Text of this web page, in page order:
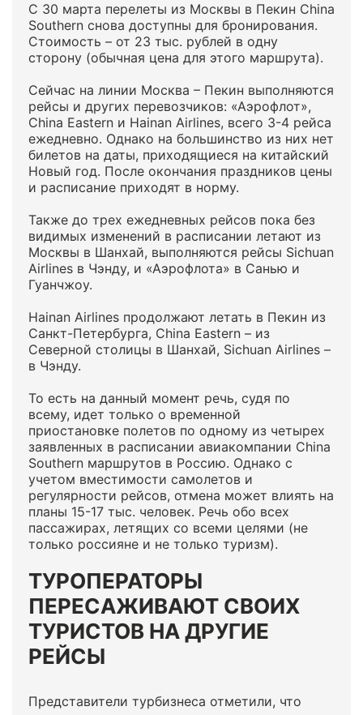
С 30 марта перелеты из Москвы в Пекин China
Southern снова доступны для бронирования.
Стоимость – от 23 тыс. рублей в одну
сторону (обычная цена для этого маршрута).
Сейчас на линии Москва – Пекин выполняются
рейсы и других перевозчиков: «Аэрофлот»,
China Eastern и Hainan Airlines, всего 3-4 рейса
ежедневно. Однако на большинство из них нет
билетов на даты, приходящиеся на китайский
Новый год. После окончания праздников цены
и расписание приходят в норму.
Также до трех ежедневных рейсов пока без
видимых изменений в расписании летают из
Москвы в Шанхай, выполняются рейсы Sichuan
Airlines в Чэнду, и «Аэрофлота» в Санью и
Гуанчжоу.
Hainan Airlines продолжают летать в Пекин из
Санкт-Петербурга, China Eastern – из
Северной столицы в Шанхай, Sichuan Airlines –
в Чэнду.
То есть на данный момент речь, судя по
всему, идет только о временной
приостановке полетов по одному из четырех
заявленных в расписании авиакомпании China
Southern маршрутов в Россию. Однако с
учетом вместимости самолетов и
регулярности рейсов, отмена может влиять на
планы 15-17 тыс. человек. Речь обо всех
пассажирах, летящих со всеми целями (не
только россияне и не только туризм).
ТУРОПЕРАТОРЫ
ПЕРЕСАЖИВАЮТ СВОИХ
ТУРИСТОВ НА ДРУГИЕ
РЕЙСЫ
Представители турбизнеса отметили, что